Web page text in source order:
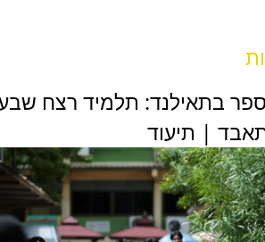
בתאילנד: תלמיד רצח
| תיעוד